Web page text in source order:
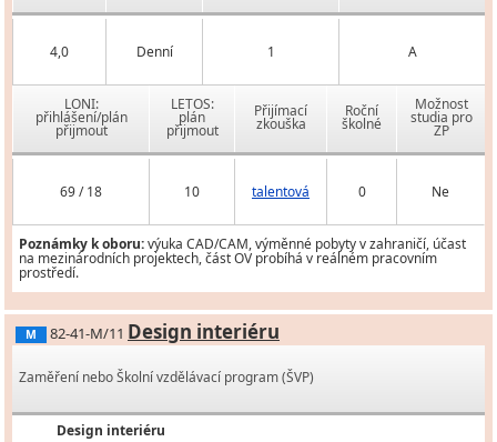
4,0 Denní 1 A
LONI:
přihlášení/plán
přijmout
LETOS:
plán
přijmout
Přijímací
zkouška
Roční
školné
Možnost
studia pro
ZP
69 / 18 10 talentová 0 Ne
Poznámky k oboru:výuka CAD/CAM, výměnné pobyty v zahraničí, účast
na mezinárodních projektech, část OV probíhá v reálném pracovním
prostředí.
M 82-41-M/11 Design interiéru
Zaměření nebo Školní vzdělávací program (ŠVP)
Design interiéru